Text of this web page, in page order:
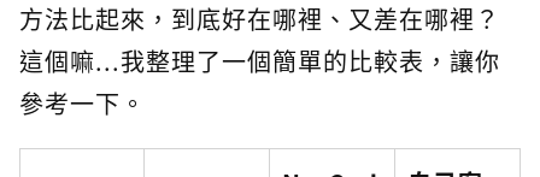
方法比起來，到底好在哪裡、又差在哪裡？
這個嘛...我整理了一個簡單的比較表，讓你
參考一下。